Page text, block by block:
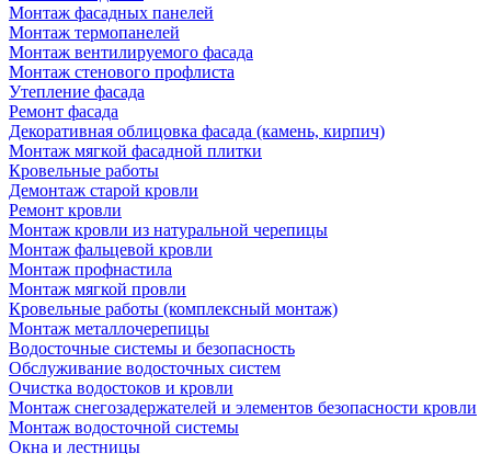
Монтаж фасадных панелей
Монтаж термопанелей
Монтаж вентилируемого фасада
Монтаж стенового профлиста
Утепление фасада
Ремонт фасада
Декоративная облицовка фасада (камень, кирпич)
Монтаж мягкой фасадной плитки
Кровельные работы
Демонтаж старой кровли
Ремонт кровли
Монтаж кровли из натуральной черепицы
Монтаж фальцевой кровли
Монтаж профнастила
Монтаж мягкой провли
Кровельные работы (комплексный монтаж)
Монтаж металлочерепицы
Водосточные системы и безопасность
Обслуживание водосточных систем
Очистка водостоков и кровли
Монтаж снегозадержателей и элементов безопасности кровли
Монтаж водосточной системы
Окна и лестницы